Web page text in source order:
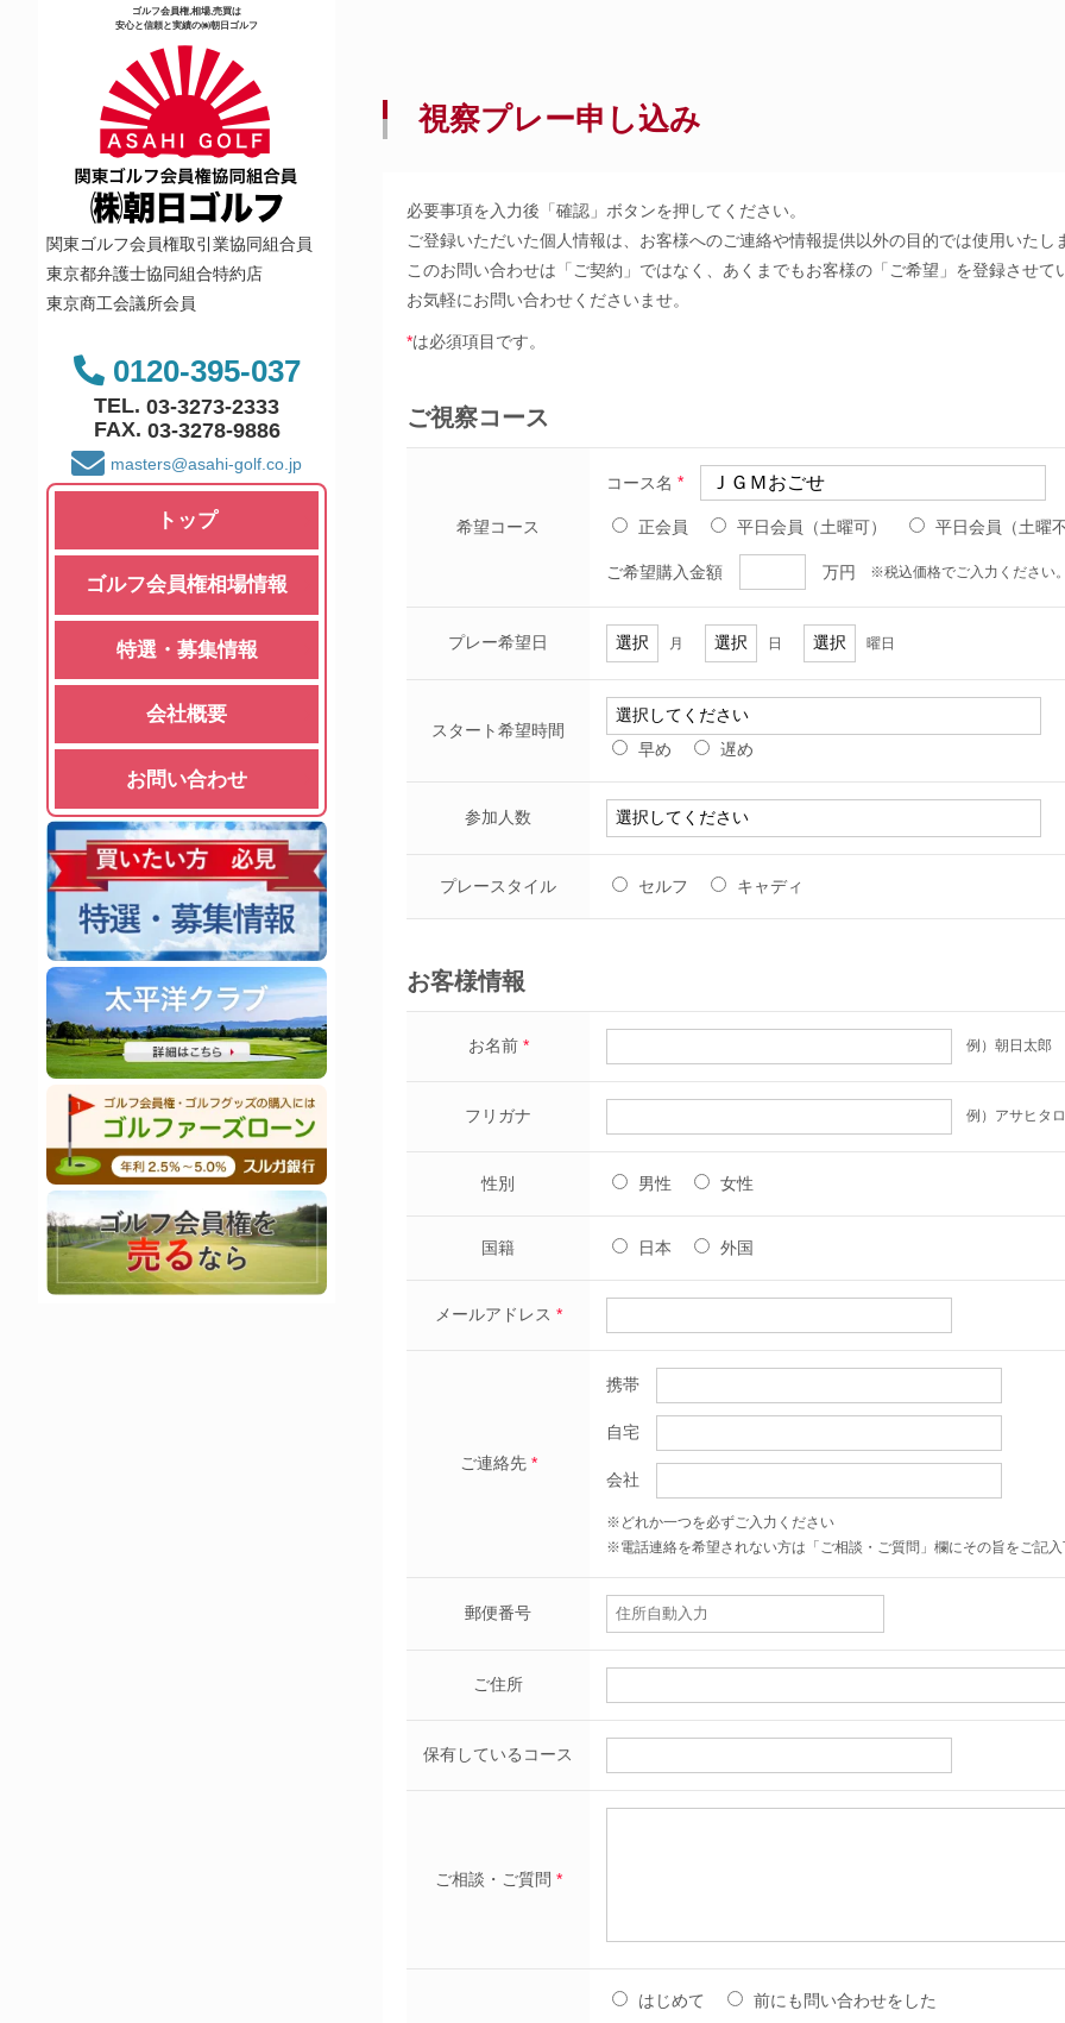
ゴルフ会員権,相場,売買は
安心と信頼と実績の㈱朝日ゴルフ
関東ゴルフ会員権取引業協同組合員
東京都弁護士協同組合特約店
東京商工会議所会員
0120-395-037
TEL. 03-3273-2333
FAX. 03-3278-9886
masters@asahi-golf.co.jp
トップ
ゴルフ会員権相場情報
特選・募集情報
会社概要
お問い合わせ
視察プレー申し込み
必要事項を入力後「確認」ボタンを押してください。
ご登録いただいた個人情報は、お客様へのご連絡や情報提供以外の目的では使用いたし
このお問い合わせは「ご契約」ではなく、あくまでもお客様の「ご希望」を登録させて
お気軽にお問い合わせくださいませ。
*は必須項目です。
ご視察コース
希望コース
コース名 *
正会員 平日会員（土曜可） 平日会員（土曜
ご希望購入金額 万円 ※税込価格でご入力ください
プレー希望日 月 日 曜日
スタート希望時間
早め
遅め
参加人数
プレースタイル セルフ キャディ
お客様情報
お名前 * 例）朝日太郎
フリガナ 例）アサヒタ
性別 男性 女性
国籍 日本 外国
メールアドレス *
ご連絡先 *
携帯
自宅
会社
※どれか一つを必ずご入力ください
※電話連絡を希望されない方は「ご相談・ご質問」欄にその旨をご記
郵便番号
ご住所
保有しているコース
ご相談・ご質問 *
はじめて 前にも問い合わせをした